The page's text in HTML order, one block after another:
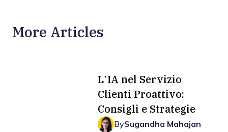
More Articles
L’IA nel Servizio
Clienti Proattivo:
Consigli e Strategie
BySugandha Mahajan